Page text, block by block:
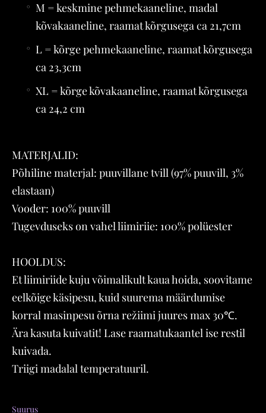
M = keskmine pehmekaaneline, madal
kõvakaaneline, raamat kõrgusega ca 21,7cm
L = kõrge pehmekaaneline, raamat kõrgusega
ca 23,3cm
XL = kõrge kõvakaaneline, raamat kõrgusega
ca 24,2 cm
MATERJALID:
Põhiline materjal: puuvillane tvill (97% puuvill, 3%
elastaan)
Vooder: 100% puuvill
Tugevduseks on vahel liimiriie: 100% polüester
HOOLDUS:
Et liimiriide kuju võimalikult kaua hoida, soovitame
eelkõige käsipesu, kuid suurema määrdumise
korral masinpesu õrna režiimi juures max 30℃.
Ära kasuta kuivatit! Lase raamatukaantel ise restil
kuivada.
Triigi madalal temperatuuril.
Suurus